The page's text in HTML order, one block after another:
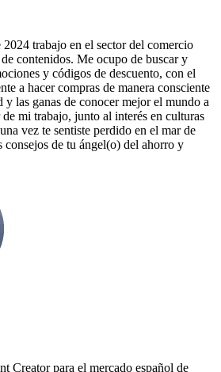
trabajo en el sector del comercio
contenidos. Me ocupo de buscar y
y códigos de descuento, con el
a hacer compras de manera consciente
las ganas de conocer mejor el mundo a
mi trabajo, junto al interés en culturas
vez te sentiste perdido en el mar de
consejos de tu ángel(o) del ahorro y
Creator para el mercado español de